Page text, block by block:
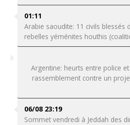
01:11
Arabie saoudite: 11 civils blessés
rebelles yéménites houthis
Argentine: heurts entre police
rassemblement contre un
06/08 23:19
Sommet vendredi à Jeddah des